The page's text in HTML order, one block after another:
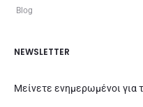
Blog
NEWSLETTER
Μείνετε ενημερωμένοι για